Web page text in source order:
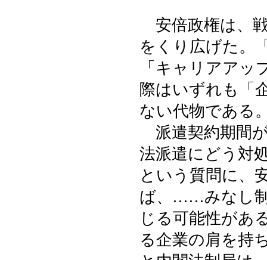
安倍政権は、
をくり広げた。
「キャリアア
際はいずれも「
ない代物である
派遣契約期間
法派遣にどう対
という質問に、
ば、……みなし
じる可能性があ
る企業の肩を持